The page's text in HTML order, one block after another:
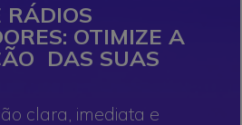
RÁDIOS
OTIMIZE A
DAS SUAS
clara, imediata e